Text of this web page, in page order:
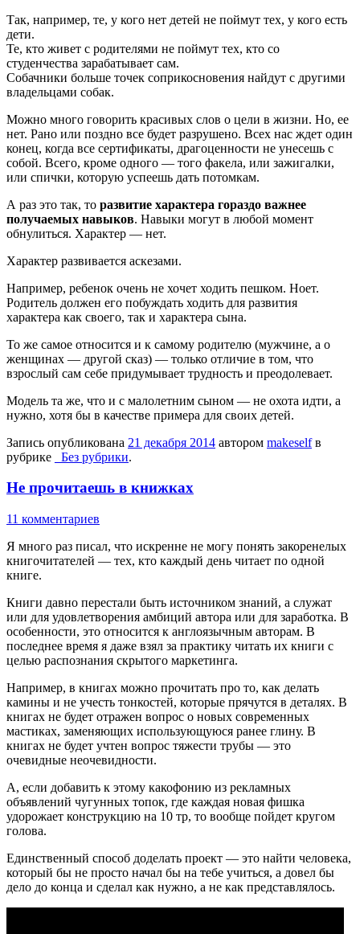
Так, например, те, у кого нет детей не поймут тех, у кого есть
дети.
Те, кто живет с родителями не поймут тех, кто со
студенчества зарабатывает сам.
Собачники больше точек соприкосновения найдут с другими
владельцами собак.
Можно много говорить красивых слов о цели в жизни. Но, ее
нет. Рано или поздно все будет разрушено. Всех нас ждет один
конец, когда все сертификаты, драгоценности не унесешь с
собой. Всего, кроме одного — того факела, или зажигалки,
или спички, которую успеешь дать потомкам.
А раз это так, то развитие характера гораздо важнее
получаемых навыков. Навыки могут в любой момент
обнулиться. Характер — нет.
Характер развивается аскезами.
Например, ребенок очень не хочет ходить пешком. Ноет.
Родитель должен его побуждать ходить для развития
характера как своего, так и характера сына.
То же самое относится и к самому родителю (мужчине, а о
женщинах — другой сказ) — только отличие в том, что
взрослый сам себе придумывает трудность и преодолевает.
Модель та же, что и с малолетним сыном — не охота идти, а
нужно, хотя бы в качестве примера для своих детей.
Запись опубликована 21 декабря 2014 автором makeselfв
рубрике
_Без рубрики.
Не прочитаешь в книжках
11 комментариев
Я много раз писал, что искренне не могу понять закоренелых
книгочитателей — тех, кто каждый день читает по одной
книге.
Книги давно перестали быть источником знаний, а служат
или для удовлетворения амбиций автора или для заработка. В
особенности, это относится к англоязычным авторам. В
последнее время я даже взял за практику читать их книги с
целью распознания скрытого маркетинга.
Например, в книгах можно прочитать про то, как делать
камины и не учесть тонкостей, которые прячутся в деталях. В
книгах не будет отражен вопрос о новых современных
мастиках, заменяющих использующуюся ранее глину. В
книгах не будет учтен вопрос тяжести трубы — это
очевидные неочевидности.
А, если добавить к этому какофонию из рекламных
объявлений чугунных топок, где каждая новая фишка
удорожает конструкцию на 10 тр, то вообще пойдет кругом
голова.
Единственный способ доделать проект — это найти человека,
который бы не просто начал бы на тебе учиться, а довел бы
дело до конца и сделал как нужно, а не как представлялось.